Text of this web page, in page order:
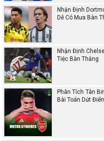
Nhận Định
Dễ Có Mưa Bàn
Nhận Định
Tiệc Bàn Thắng
Phân Tích Tân
Bài Toán Dứt